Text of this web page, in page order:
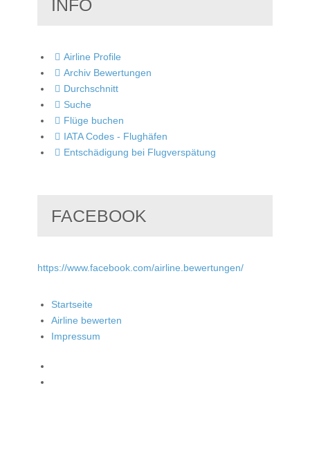
INFO
Airline Profile
Archiv Bewertungen
Durchschnitt
Suche
Flüge buchen
IATA Codes - Flughäfen
Entschädigung bei Flugverspätung
FACEBOOK
https://www.facebook.com/airline.bewertungen/
Startseite
Airline bewerten
Impressum